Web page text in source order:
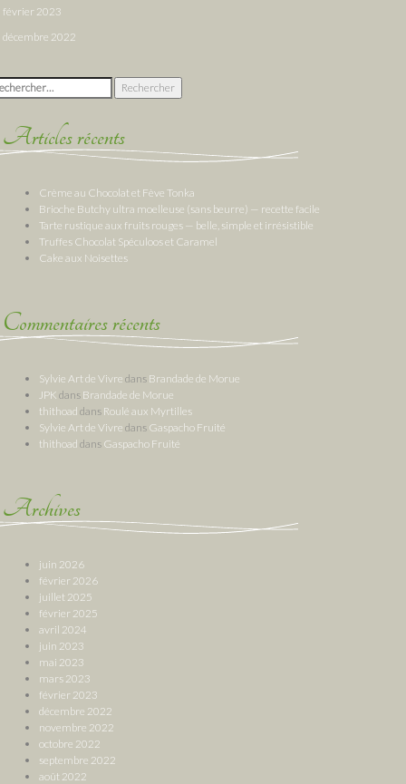
février 2023
décembre 2022
:
Articles récents
Crème au Chocolat et Fève Tonka
Brioche Butchy ultra moelleuse (sans beurre) — recette facile
Tarte rustique aux fruits rouges — belle, simple et irrésistible
Truffes Chocolat Spéculoos et Caramel
Cake aux Noisettes
Commentaires récents
Sylvie Art de Vivre dans Brandade de Morue
JPK dans Brandade de Morue
thithoad dans Roulé aux Myrtilles
Sylvie Art de Vivre dans Gaspacho Fruité
thithoad dans Gaspacho Fruité
Archives
juin 2026
février 2026
juillet 2025
février 2025
avril 2024
juin 2023
mai 2023
mars 2023
février 2023
décembre 2022
novembre 2022
octobre 2022
septembre 2022
août 2022